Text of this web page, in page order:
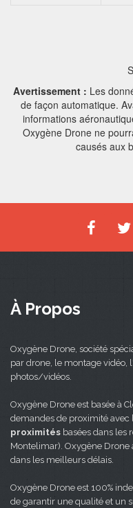
Avertissement : Les
de façon automatique.
informations
Oxygène Drone ne
causés aux
À Propos
Oxygène Drone, société
par drone, le montage vidéo,
photos/vidéos.
Oxygène Drone est basée à
demandes de proximité avec
proximités basées dans les
Montelimar). Oxygène Drone
dans les meilleurs délais.
Oxygène Drone est 100%
de garantir une qualité et un